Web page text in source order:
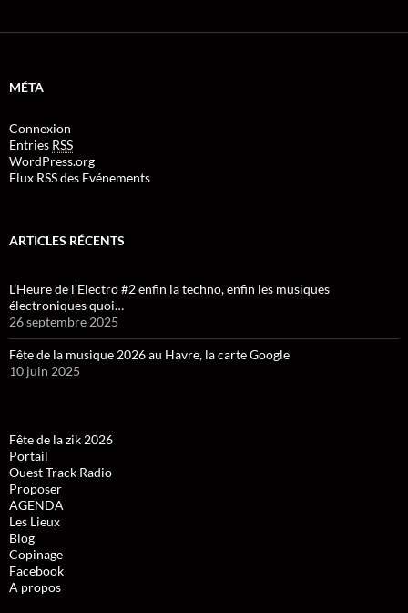
MÉTA
Connexion
Entries RSS
WordPress.org
Flux RSS des Evénements
ARTICLES RÉCENTS
L’Heure de l’Electro #2 enfin la techno, enfin les musiques
électroniques quoi…
26 septembre 2025
Fête de la musique 2026 au Havre, la carte Google
10 juin 2025
Fête de la zik 2026
Portail
Ouest Track Radio
Proposer
AGENDA
Les Lieux
Blog
Copinage
Facebook
A propos